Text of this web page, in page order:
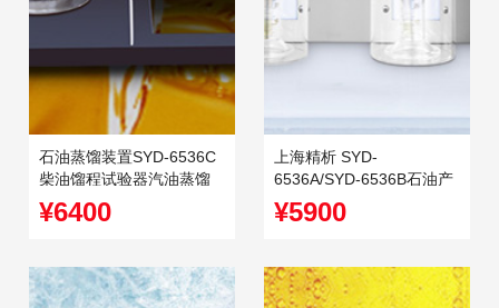
石油蒸馏装置SYD-6536C
柴油馏程试验器汽油蒸馏
仪润滑油蒸馏器
¥6400
上海精析 SYD-
6536A/SYD-6536B石油产
品蒸馏试验器测定仪馏程
仪
¥5900